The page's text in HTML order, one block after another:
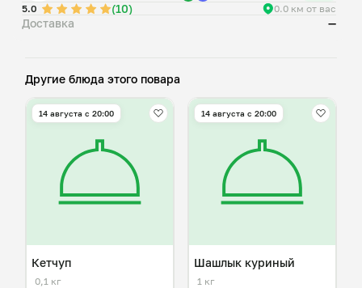
5.0
(10) 0.0 км от вас
Доставка —
Другие блюда этого повара
14 августа с 20:00
Кетчуп
0,1 кг
14 августа с 20:00
Шашлык куриный
1 кг